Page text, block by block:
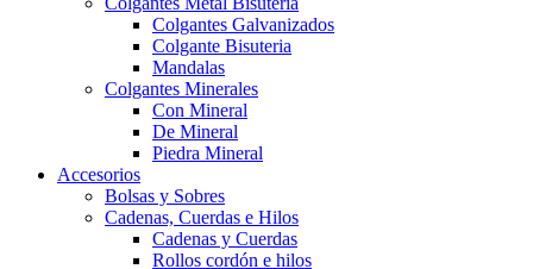
Colgantes Galvanizados
Colgante Bisuteria
Mandalas
Colgantes Minerales
Con Mineral
De Mineral
Piedra Mineral
Accesorios
Bolsas y Sobres
Cadenas, Cuerdas e Hilos
Cadenas y Cuerdas
Rollos cordón e hilos